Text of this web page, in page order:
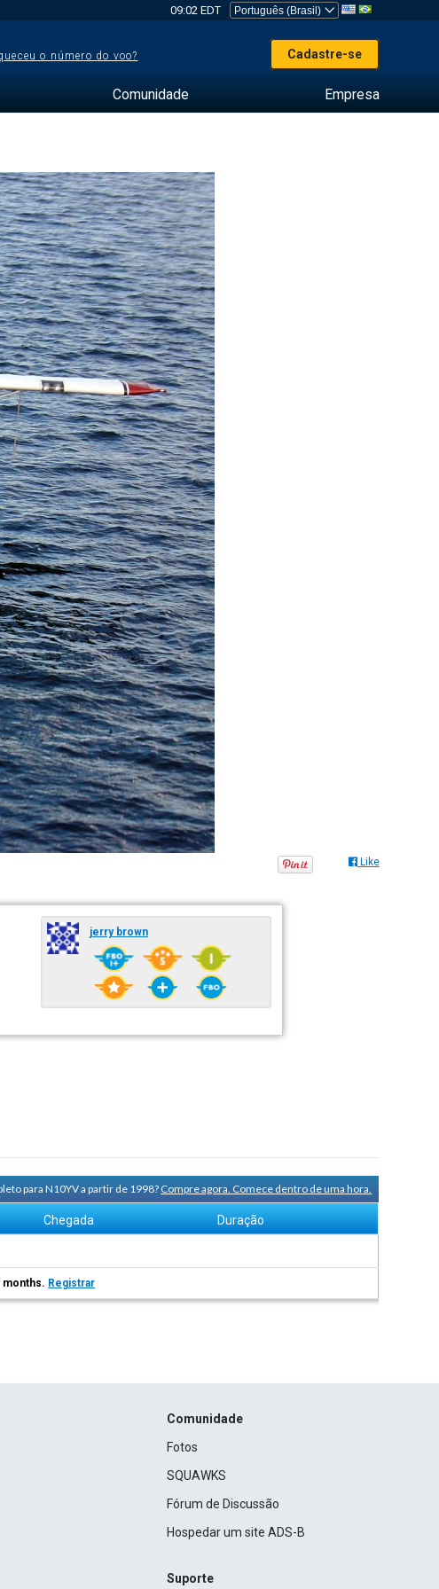
09:02 EDT
o número do voo? Cadastre-se
Comunidade Empresa
Like
jerry brown
para N10YV a partir de 1998?Compre agora. Comece dentro de uma hora.
Chegada Duração
months. Registrar
Comunidade
Fotos
SQUAWKS
Fórum de Discussão
Hospedar um site ADS-B
Suporte